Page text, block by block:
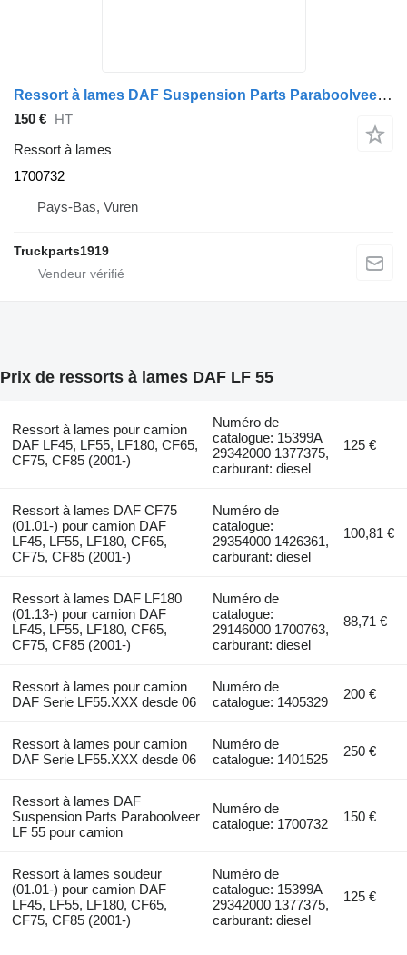
Ressort à lames DAF Suspension Parts Paraboolveer LF 55 1700732 pour camion
150 € HT
Ressort à lames
1700732
Pays-Bas, Vuren
Truckparts1919
Prix de ressorts à lames DAF LF 55
Ressort à lames pour camion
DAF LF45, LF55, LF180, CF65,
CF75, CF85 (2001-)
Numéro de
catalogue: 15399A
29342000 1377375,
carburant: diesel
125 €
Ressort à lames DAF CF75
(01.01-) pour camion DAF
LF45, LF55, LF180, CF65,
CF75, CF85 (2001-)
Numéro de
catalogue:
29354000 1426361,
carburant: diesel
100,81 €
Ressort à lames DAF LF180
(01.13-) pour camion DAF
LF45, LF55, LF180, CF65,
CF75, CF85 (2001-)
Numéro de
catalogue:
29146000 1700763,
carburant: diesel
88,71 €
Ressort à lames pour camion
DAF Serie LF55.XXX desde 06
Numéro de
catalogue: 1405329
200 €
Ressort à lames pour camion
DAF Serie LF55.XXX desde 06
Numéro de
catalogue: 1401525
250 €
Ressort à lames DAF
Suspension Parts Paraboolveer
LF 55 pour camion
Numéro de
catalogue: 1700732
150 €
Ressort à lames soudeur
(01.01-) pour camion DAF
LF45, LF55, LF180, CF65,
CF75, CF85 (2001-)
Numéro de
catalogue: 15399A
29342000 1377375,
carburant: diesel
125 €